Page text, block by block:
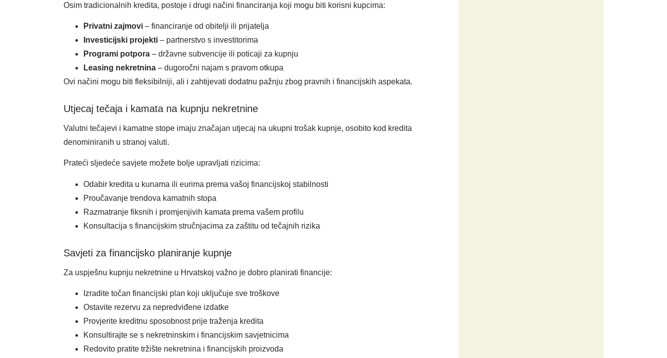
Osim tradicionalnih kredita, postoje i drugi načini financiranja koji mogu biti korisni kupcima:
Privatni zajmovi – financiranje od obitelji ili prijatelja
Investicijski projekti – partnerstvo s investitorima
Programi potpora – državne subvencije ili poticaji za kupnju
Leasing nekretnina – dugoročni najam s pravom otkupa
Ovi načini mogu biti fleksibilniji, ali i zahtijevati dodatnu pažnju zbog pravnih i financijskih aspekata.
Utjecaj tečaja i kamata na kupnju nekretnine
Valutni tečajevi i kamatne stope imaju značajan utjecaj na ukupni trošak kupnje, osobito kod kredita
denominiranih u stranoj valuti.
Prateći sljedeće savjete možete bolje upravljati rizicima:
Odabir kredita u kunama ili eurima prema vašoj financijskoj stabilnosti
Proučavanje trendova kamatnih stopa
Razmatranje fiksnih i promjenjivih kamata prema vašem profilu
Konsultacija s financijskim stručnjacima za zaštitu od tečajnih rizika
Savjeti za financijsko planiranje kupnje
Za uspješnu kupnju nekretnine u Hrvatskoj važno je dobro planirati financije:
Izradite točan financijski plan koji uključuje sve troškove
Ostavite rezervu za nepredviđene izdatke
Provjerite kreditnu sposobnost prije traženja kredita
Konsultirajte se s nekretninskim i financijskim savjetnicima
Redovito pratite tržište nekretnina i financijskih proizvoda